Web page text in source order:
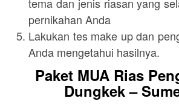
pernikahan Anda
Lakukan tes make up dan
Anda mengetahui hasilnya.
Paket MUA Rias
Dungkek –